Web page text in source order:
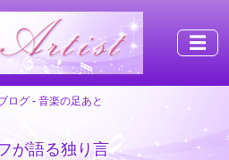
☰
ログ - 音楽の足あと
が語る独り言